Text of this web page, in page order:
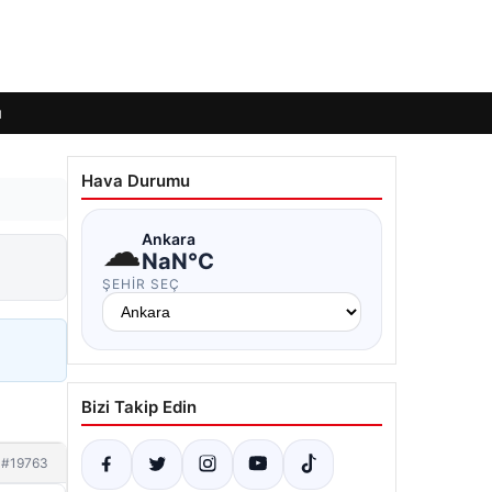
#19763
Hava Durumu
☁Ankara
NaN°C
ŞEHIR SEÇ
Bizi Takip Edin